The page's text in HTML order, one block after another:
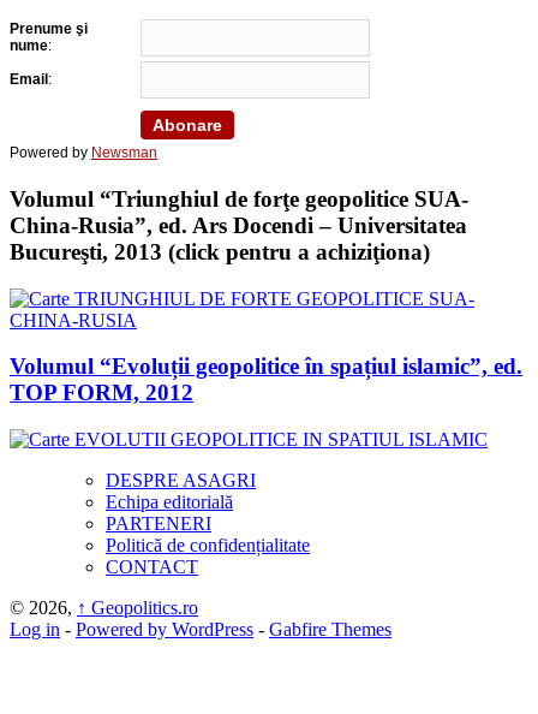
Prenume şi
nume:
Email :
Powered by Newsman
Volumul “Triunghiul de forţe geopolitice SUA-
China-Rusia”, ed. Ars Docendi – Universitatea
Bucureşti, 2013 (click pentru a achiziţiona)
Volumul “Evoluții geopolitice în spațiul islamic”, ed.
TOP FORM, 2012
DESPRE ASAGRI
Echipa editorială
PARTENERI
Politică de confidențialitate
CONTACT
© 2026, ↑ Geopolitics.ro
Log in - Powered by WordPress - Gabfire Themes